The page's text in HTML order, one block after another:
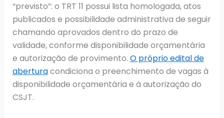
“previsto”: o TRT 11 possui lista homologada, atos
publicados e possibilidade administrativa de seguir
chamando aprovados dentro do prazo de
validade, conforme disponibilidade orçamentária
e autorização de provimento. O próprio edital de
aberturacondiciona o preenchimento de vagas à
disponibilidade orçamentária e à autorização do
CSJT.